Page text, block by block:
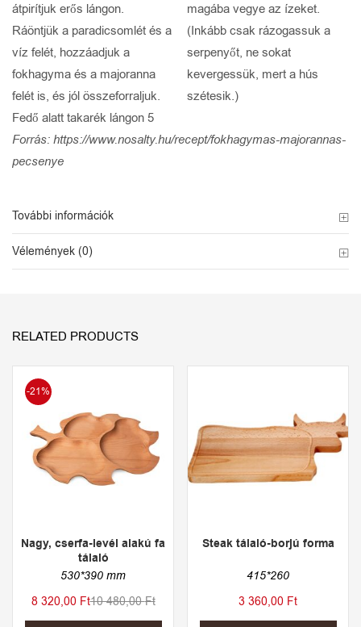
átpirítjuk erős lángon.
Ráöntjük a paradicsomlét és a
víz felét, hozzáadjuk a
fokhagyma és a majoranna
felét is, és jól összeforraljuk.
Fedő alatt takarék lángon 5
magába vegye az ízeket.
(Inkább csak rázogassuk a
serpenyőt, ne sokat
kevergessük, mert a hús
szétesik.)
Forrás: https://www.nosalty.hu/recept/fokhagymas-majorannas-
pecsenye
További információk
Vélemények (0)
RELATED PRODUCTS
-21%
Nagy, cserfa-levél alakú fa
tálaló
530*390 mm
8 320,00 Ft10 480,00Ft
Steak tálaló-borjú forma
415*260
3 360,00 Ft